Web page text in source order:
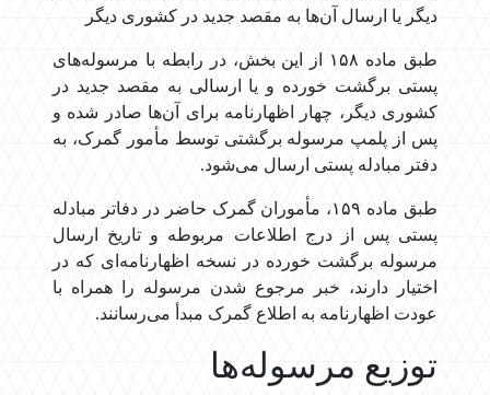
دیگر یا ارسال آن‌ها به مقصد جدید در کشوری دیگر
طبق ماده ۱۵۸ از این بخش، در رابطه با مرسوله‌های
پستی برگشت خورده و یا ارسالی به مقصد جدید در
کشوری دیگر، چهار اظهارنامه برای آن‌ها صادر شده و
پس از پلمپ مرسوله برگشتی توسط مأمور گمرک، به
دفتر مبادله پستی ارسال می‌شود.
طبق ماده ۱۵۹، مأموران گمرک حاضر در دفاتر مبادله
پستی پس از درج اطلاعات مربوطه و تاریخ ارسال
مرسوله برگشت خورده در نسخه اظهارنامه‌ای که در
اختیار دارند، خبر مرجوع شدن مرسوله را همراه با
عودت اظهارنامه به اطلاع گمرک مبدأ می‌رسانند.
توزیع مرسوله‌ها